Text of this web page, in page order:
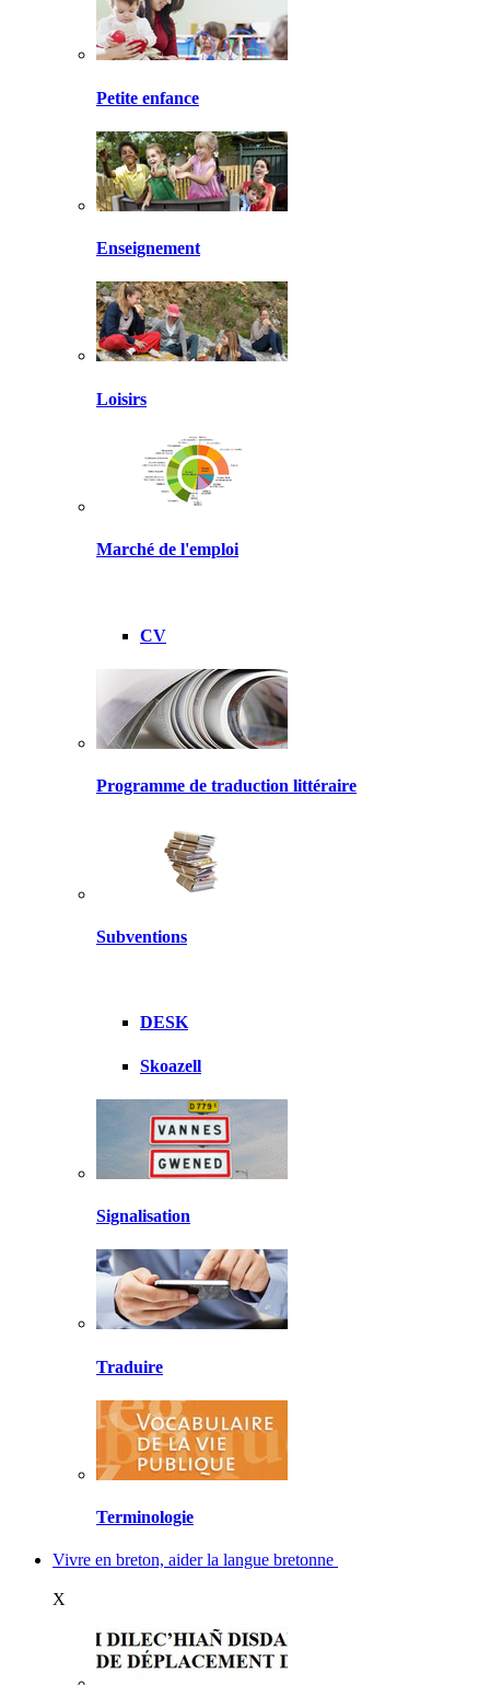
Petite enfance
Enseignement
Loisirs
Marché de l'emploi
CV
Programme de traduction littéraire
Subventions
DESK
Skoazell
Signalisation
Traduire
Terminologie
Vivre en breton, aider la langue bretonne
X